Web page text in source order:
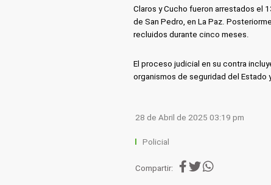
Claros y Cucho fueron arrestados el
de San Pedro, en La Paz.
recluidos durante cinco meses.
El proceso judicial en su contra
organismos de seguridad del Estado
28 de Abril de 2025 03:19 pm
Policial
Compartir: